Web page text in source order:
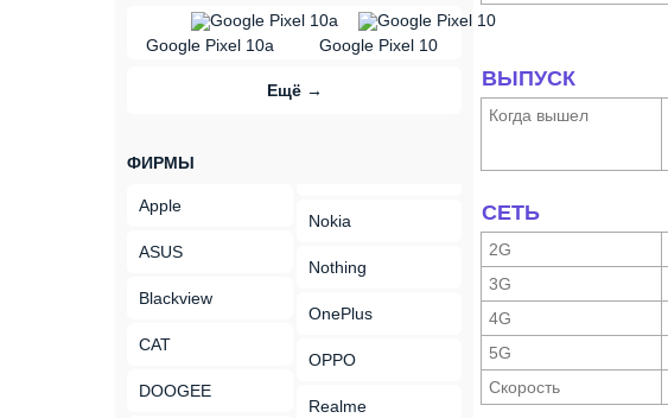
Google Pixel 10a
vs
Google Pixel 10
Ещё →
ФИРМЫ
Apple
ASUS
Blackview
CAT
DOOGEE
Nokia
Nothing
OnePlus
OPPO
Realme
ВЫПУСК
Когда вышел
СЕТЬ
2G
3G
4G
5G
Скорость